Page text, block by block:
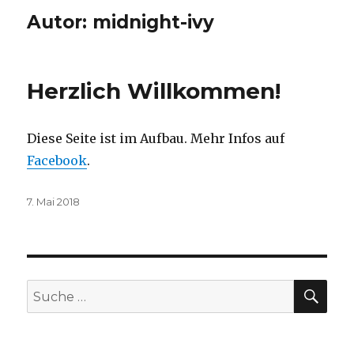
Autor: midnight-ivy
Herzlich Willkommen!
Diese Seite ist im Aufbau. Mehr Infos auf
Facebook.
Veröffentlicht
7. Mai 2018
Suche
nach: